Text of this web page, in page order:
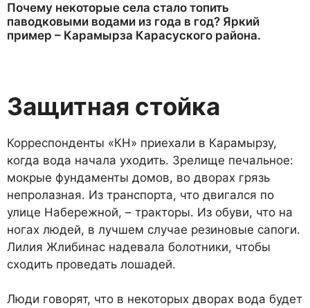
Почему некоторые села стало топить
паводковыми водами из года в год? Яркий
пример – Карамырза Карасуского района.
Защитная стойка
Корреспонденты «КН» при­ехали в Карамырзу,
когда вода начала уходить. Зрелище пе­чальное:
мокрые фундаменты домов, во дворах грязь
непро­лазная. Из транспорта, что дви­гался по
улице Набережной, – тракторы. Из обуви, что на
ногах людей, в лучшем случае резино­вые сапоги.
Лилия Жлибинас надева­ла болотники, что­бы
сходить прове­дать лошадей.
Люди говорят, что в некоторых дворах вода будет